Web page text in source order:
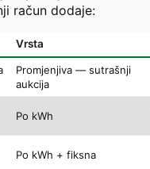
račun dodaje:
Vrsta
Promjenjiva — sutrašnji
aukcija
Po kWh
Po kWh + fiksna